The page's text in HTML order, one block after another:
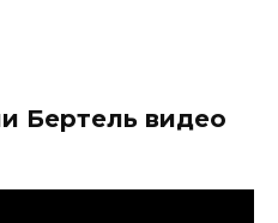
Бертель видео